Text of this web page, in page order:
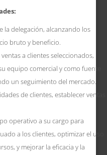
la delegación, alcanzando los
bruto y beneficio.
a clientes seleccionados,
equipo comercial y como fuente
un seguimiento del mercado.
de clientes, establecer ventas
operativo a su cargo para
a los clientes, optimizar el uso
y mejorar la eficacia y la